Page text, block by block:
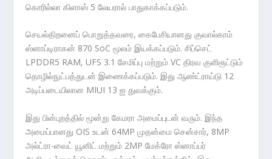
கொரில்லா கிளாஸ் 5 லேயரால் பாதுகாக்கப்படும்.
செயல்திறனைப் பொறுத்தவரை, கைபேசியானது குவால்காம்
ஸ்னாப்டிராகன் 870 SoC மூலம் இயக்கப்படும். சிப்செட்
LPDDR5 RAM, UFS 3.1 சேமிப்பு மற்றும் VC திரவ குளிரூட்டும்
தொழில்நுட்பத்துடன் இணைக்கப்படும். இது ஆண்ட்ராய்டு 12
அடிப்படையிலான MIUI 13 ஐ துவக்கும்.
இது பின்புறத்தில் மூன்று கேமரா அமைப்புடன் வரும். இந்த
அமைப்பானது OIS உடன் 64MP முதன்மை சென்சார், 8MP
அல்ட்ரா-வைட் யூனிட் மற்றும் 2MP மேக்ரோ ஸ்னாப்பர்